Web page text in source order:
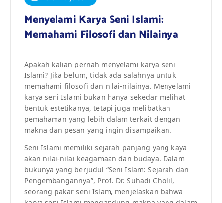
Menyelami Karya Seni Islami:
Memahami Filosofi dan Nilainya
Apakah kalian pernah menyelami karya seni
Islami? Jika belum, tidak ada salahnya untuk
memahami filosofi dan nilai-nilainya. Menyelami
karya seni Islami bukan hanya sekedar melihat
bentuk estetikanya, tetapi juga melibatkan
pemahaman yang lebih dalam terkait dengan
makna dan pesan yang ingin disampaikan.
Seni Islami memiliki sejarah panjang yang kaya
akan nilai-nilai keagamaan dan budaya. Dalam
bukunya yang berjudul “Seni Islam: Sejarah dan
Pengembangannya”, Prof. Dr. Suhadi Cholil,
seorang pakar seni Islam, menjelaskan bahwa